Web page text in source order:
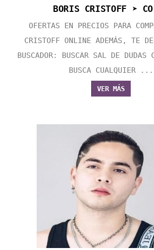
BORIS CRISTOFF ➤
OFERTAS EN PRECIOS PARA
CRISTOFF ONLINE ADEMÁS, TE
BUSCADOR: BUSCAR SAL DE DUDAS
BUSCA CUALQUIER ...
VER MÁS